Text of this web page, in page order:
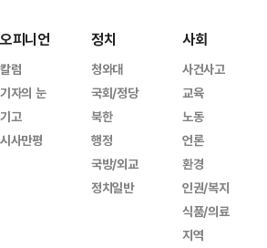
오피니언
칼럼
기자의 눈
기고
시사만평
정치
청와대
국회/정당
북한
행정
국방/외교
정치일반
사회
사건사고
교육
노동
언론
환경
인권/복지
식품/의료
지역